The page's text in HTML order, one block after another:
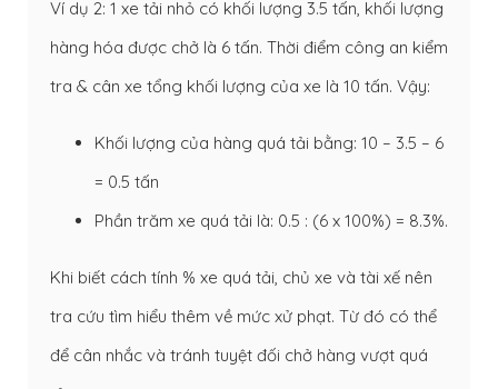
Ví dụ 2: 1 xe tải nhỏ có khối lượng 3.5 tấn, khối lượng
hàng hóa được chở là 6 tấn. Thời điểm công an kiểm
tra & cân xe tổng khối lượng của xe là 10 tấn. Vậy:
Khối lượng của hàng quá tải bằng: 10 – 3.5 – 6
= 0.5 tấn
Phần trăm xe quá tải là: 0.5 : (6 x 100%) = 8.3%.
Khi biết cách tính % xe quá tải, chủ xe và tài xế nên
tra cứu tìm hiểu thêm về mức xử phạt. Từ đó có thể
để cân nhắc và tránh tuyệt đối chở hàng vượt quá